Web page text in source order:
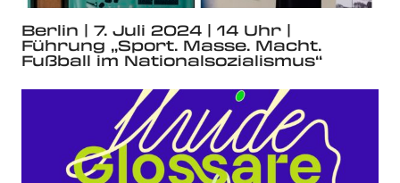
Berlin | 7. Juli 2024 | 14 Uhr |
Führung „Sport. Masse. Macht.
Fußball im Nationalsozialismus“